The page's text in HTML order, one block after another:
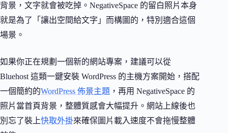
背景，文字就會被吃掉。NegativeSpace 的留白照片本身
就是為了「讓出空間給文字」而構圖的，特別適合這個
場景。
如果你正在規劃一個新的網站專案，建議可以從
Bluehost 這類一鍵安裝 WordPress 的主機方案開始，搭配
一個簡約的WordPress 佈景主題 ，再用 NegativeSpace 的
照片當首頁背景，整體質感會大幅提升。網站上線後也
別忘了裝上快取外掛來確保圖片載入速度不會拖慢整體